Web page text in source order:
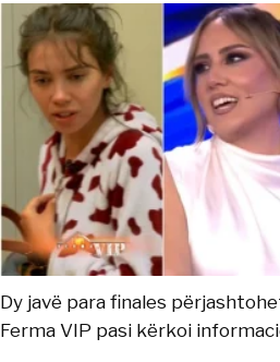
Dy javë para finales
Ferma VIP pasi kërkoi